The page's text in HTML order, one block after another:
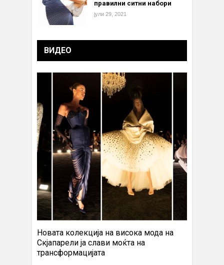
правилни ситни набори
јули 29, 2021
ВИДЕО
Новата колекција на висока мода на
Скјапарели ја слави моќта на
трансформацијата